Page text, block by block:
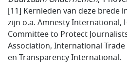
[11] Kernleden van deze brede
zijn o.a. Amnesty International,
Committee to Protect
Association, International
en Transparency International.